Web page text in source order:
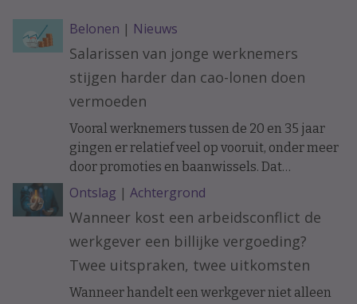
Belonen | Nieuws
Salarissen van jonge werknemers
stijgen harder dan cao-lonen doen
vermoeden
Vooral werknemers tussen de 20 en 35 jaar
gingen er relatief veel op vooruit, onder meer
door promoties en baanwissels. Dat
constateren economen van ABN Amro in
vakblad ESB, meldt De Telegraaf.
Ontslag | Achtergrond
Wanneer kost een arbeidsconflict de
werkgever een billijke vergoeding?
Twee uitspraken, twee uitkomsten
Wanneer handelt een werkgever niet alleen